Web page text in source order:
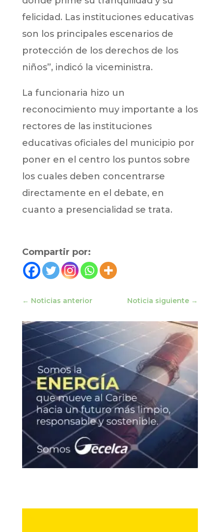
felicidad. Las instituciones educativas
son los principales escenarios de
protección de los derechos de los
niños”, indicó la viceministra.
La funcionaria hizo un
reconocimiento muy importante a los
rectores de las instituciones
educativas oficiales del municipio por
poner en el centro los puntos sobre
los cuales deben concentrarse
directamente en el debate, en
cuanto a presencialidad se trata.
Compartir por:
← Noticias anterior Noticia siguiente →